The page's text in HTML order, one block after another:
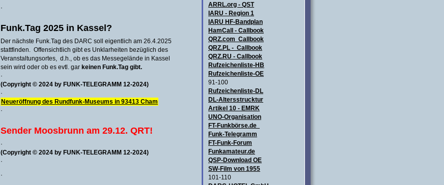
ARRL.org - QST
IARU - Region 1
IARU HF-Bandplan
HamCall - Callbook
QRZ.com Callbook
QRZ.PL - Callbook
QRZ.RU - Callbook
Rufzeichenliste-HB
Rufzeichenliste-OE
91-100
Rufzeichenliste-DL
DL-Altersstrucktur
Artikel 10 - EMRK
UNO-Organisation
FT-Funkbörse.de
Funk-Telegramm
FT-Funk-Forum
Funkamateur.de
QSP-Download OE
SW-Film von 1955
101-110
·
Funk.Tag 2025 in Kassel?
Der nächste Funk.Tag des DARC soll eigentlich am 26.4.2025
stattfinden. Offensichtlich gibt es Unklarheiten bezüglich des
Veranstaltungsortes, d.h., ob es das Messegelände in Kassel
sein wird oder ob es evtl. gar keinen Funk.Tag gibt.
·
(Copyright © 2024 by FUNK-TELEGRAMM 12-2024)
·
Neueröffnung des Rundfunk-Museums in 93413 Cham
·
Sender Moosbrunn am 29.12. QRT!
·
(Copyright © 2024 by FUNK-TELEGRAMM 12-2024)
·
·